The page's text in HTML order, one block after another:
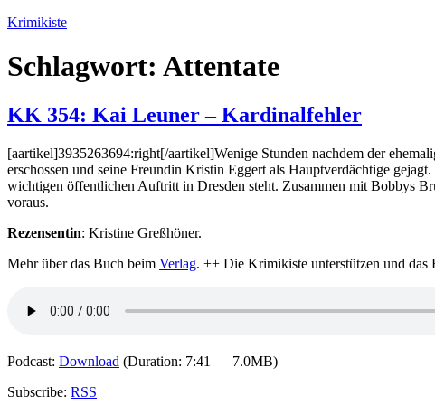
Zum
springen
Krimikiste
Schlagwort: Attentate
KK 354: Kai Leuner – Kardinalfehler
[aartikel]3935263694:right[/aartikel]Wenige Stunden nachdem der
erschossen und seine Freundin Kristin Eggert als Hauptverdächtige
wichtigen öffentlichen Auftritt in Dresden steht. Zusammen mit Bobbys
voraus.
Rezensentin: Kristine Greßhöner.
Mehr über das Buch beim Verlag. ++ Die Krimikiste unterstützen und das
Podcast: Download (Duration: 7:41 — 7.0MB)
Subscribe: RSS